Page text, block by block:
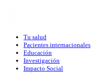
Tu salud
Pacientes internacionales
Educación
Investigación
Impacto Social